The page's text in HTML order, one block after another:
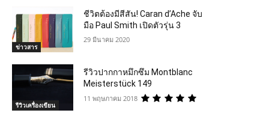
ข่าวสาร
ชีวิตต้องมีสีสัน! Caran d’Ache จับ
มือ Paul Smith เปิดตัวรุ่น 3
29 มีนาคม 2020
รีวิวเครื่องเขียน
รีวิวปากกาหมึกซึม Montblanc
Meisterstück 149
11 พฤษภาคม 2018